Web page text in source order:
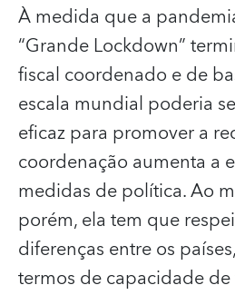
À medida que a
“Grande Lockdown”
fiscal coordenado e de
escala mundial poderia
eficaz para promover a
coordenação aumenta a
medidas de política. Ao
porém, ela tem que
diferenças entre os
termos de capacidade